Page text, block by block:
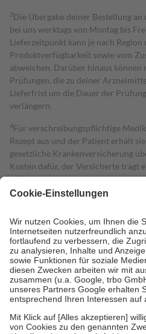
3Die Übergabe deiner Bestellung
bei uns werktags von Montag bis
Lieferzeitpunkt kann je nach
Produktverfügbarkeit sowie vom
abweichen. Darüber hinaus
Prüfungen, die zu deiner
Lieferfrist um die Dauer der
verlängern.
4Für verschreibungspflichtige
Rezept aus und der Patient erhält
gesetzliche Krankenversicherung
Kosten dafür, der Versicherte trägt
mit.
Grundsätzlich leisten Mitglieder
höchstens zehn Euro.
Es sind
Kosten der Leistung zu entrichten.
Diese Regeln gelten grundsätzlich
Bei Heilmitteln und häuslicher
Zuzahlung zehn Prozent der Kosten
Verordnung.
Um das Engagement der
stärken und die besondere Stellung
fallenkeine Zuzahlungenan bei:
• Kindern und Jugendlichen bis